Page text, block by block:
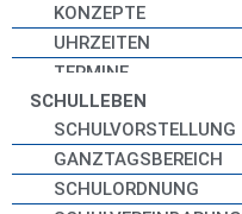
KONZEPTE
UHRZEITEN
TERMINE
SCHULLEBEN
SCHULVORSTELLUNG
GANZTAGSBEREICH
SCHULORDNUNG